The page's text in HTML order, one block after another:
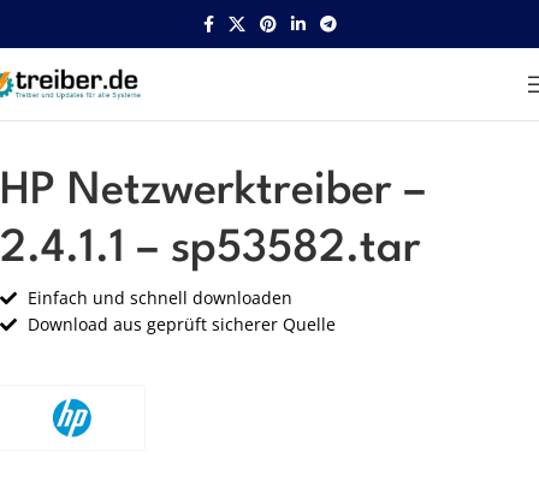
Startseite HP Netzwerk
HP Netzwerktreiber –
2.4.1.1 – sp53582.tar
Einfach und schnell downloaden
Download aus geprüft sicherer Quelle